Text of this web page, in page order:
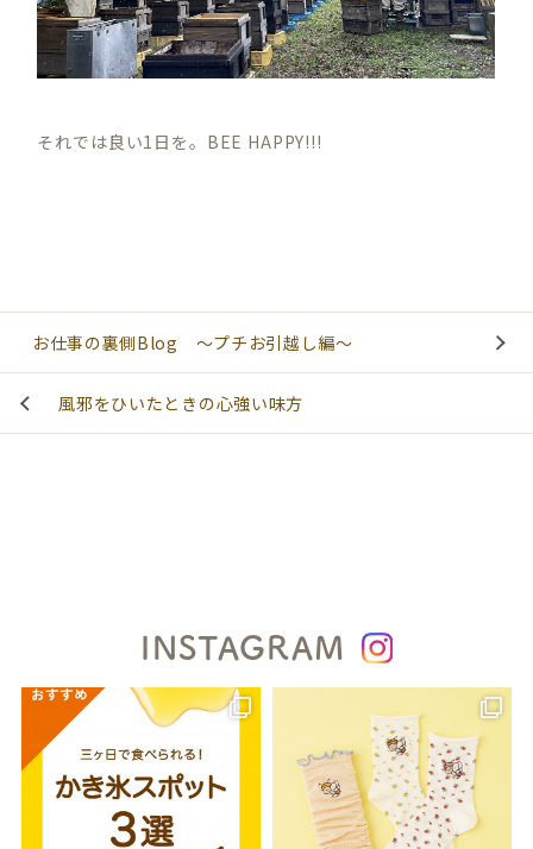
それでは良い1日を。BEE HAPPY!!!
お仕事の裏側Blog ～プチお引越し編～
風邪をひいたときの心強い味方
INSTAGRAM